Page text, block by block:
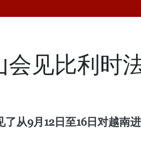
见比利时
从9月12日至16日对越南